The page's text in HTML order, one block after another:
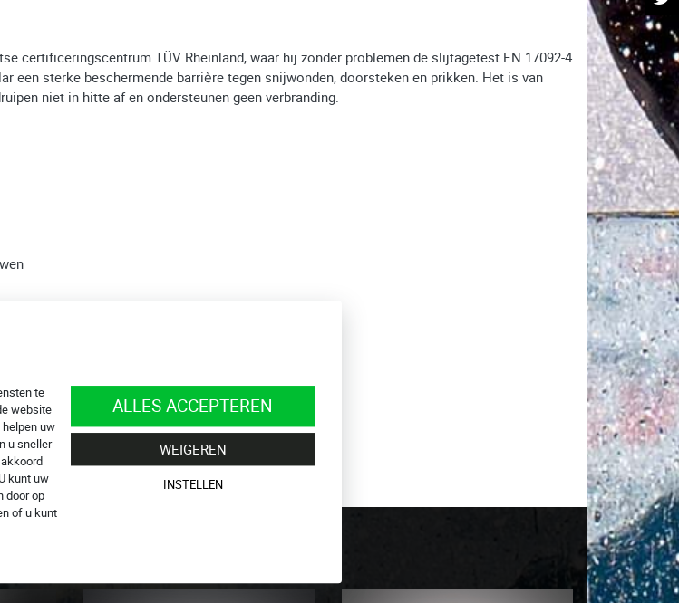
te
website
uw
u sneller
kunt uw
door op
of u kunt
ALLES ACCEPTEREN
WEIGEREN
INSTELLEN
certificeringscentrum TÜV Rheinland, waar hij zonder problemen de slijtagetest EN 17092-4
een sterke beschermende barrière tegen snijwonden, doorsteken en prikken. Het is van
niet in hitte af en ondersteunen geen verbranding.
km/u)
of het functionele shirtSix-Pack+